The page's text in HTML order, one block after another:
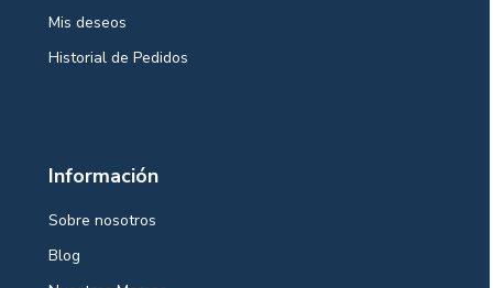
Mis deseos
Historial de Pedidos
Información
Sobre nosotros
Blog